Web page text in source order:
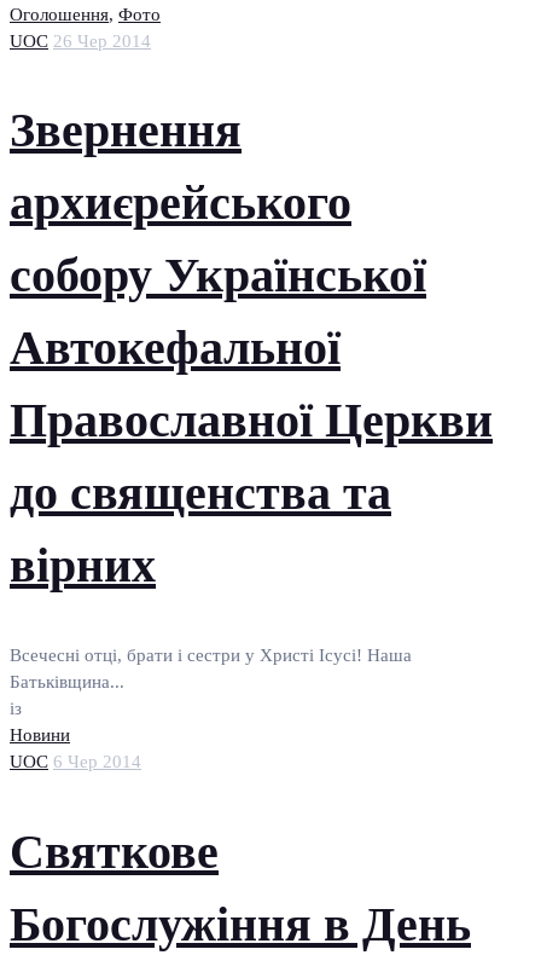
Оголошення, Фото
UOC 26 Чер 2014
Звернення
архиєрейського
собору Української
Автокефальної
Православної Церкви
до священства та
вірних
Всечесні отці, брати і сестри у Христі Ісусі! Наша
Батьківщина...
із
Новини
UOC 6 Чер 2014
Святкове
Богослужіння в День